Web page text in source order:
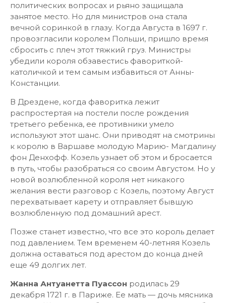
политических вопросах и рьяно защищала
занятое место. Но для министров она стала
вечной соринкой в глазу. Когда Августа в 1697 г.
провозгласили королем Польши, пришло время
сбросить с плеч этот тяжкий груз. Министры
убедили короля обзавестись фавориткой-
католичкой и тем самым избавиться от Анны-
Констанции.
В Дрездене, когда фаворитка лежит
распростертая на постели после рождения
третьего ребенка, ее противники умело
используют этот шанс. Они приводят на смотрины
к королю в Варшаве молодую Марию- Магдалину
фон Денхофф. Козель узнает об этом и бросается
в путь, чтобы разобраться со своим Августом. Но у
новой возлюбленной короля нет никакого
желания вести разговор с Козель, поэтому Август
перехватывает карету и отправляет бывшую
возлюбленную под домашний арест.
Позже станет известно, что все это король делает
под давлением. Тем временем 40-летняя Козель
должна оставаться под арестом до конца дней
еще 49 долгих лет.
Жанна Антуанетта Пуассон родилась 29
декабря 1721 г. в Париже. Ее мать — дочь мясника